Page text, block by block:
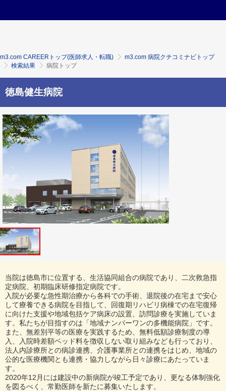
m3.com CAREERトップ(医師求人・転職)
m3.com 病院クチコミナビトップ
検索結果
病院トップ
徳島健生病院
当院は徳島市に位置する、⽣活協同組合の病院であり、二次救急指
定病院、初期臨床研修指定病院です。
入院が必要な急性期治療から各科での手術、退院後の在宅まで安心
して療養できる病院を目指して、回復期リハビリ病棟での在宅復帰
に向けた支援や地域包括ケア病床の設置、訪問診療を実施していま
す。私たちが目指すのは「地域ナンバーワンの多機能病院」です。
また、無差別平等の医療を実践するため、無料低額診療制度の導
入、入院時差額ベッド料を徴収しない取り組みなども行っており、
法人内診療所との病診連携、介護事業所との連携をはじめ、地域の
公的な医療機関とも連携・協力しながら日々診療にあたっていま
す。
2020年12月には建設中の新病院が竣工予定であり、更なる体制強化
を図るべく、常勤医師を新たに募集いたします。